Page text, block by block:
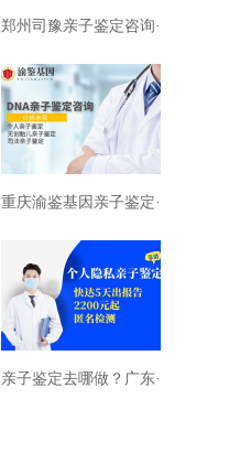
郑州司豫亲子鉴定咨询···
重庆渝鉴基因亲子鉴定···
亲子鉴定去哪做？广东···